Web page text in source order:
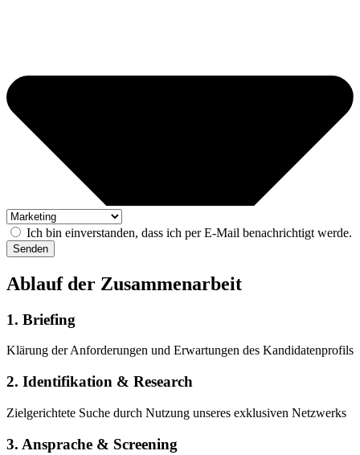
Ich bin einverstanden, dass ich per E-Mail benachrichtigt werde.
Senden
Ablauf der Zusammenarbeit
1. Briefing
Klärung der Anforderungen und Erwartungen des Kandidatenprofils
2. Identifikation & Research
Zielgerichtete Suche durch Nutzung unseres exklusiven Netzwerks
3. Ansprache & Screening